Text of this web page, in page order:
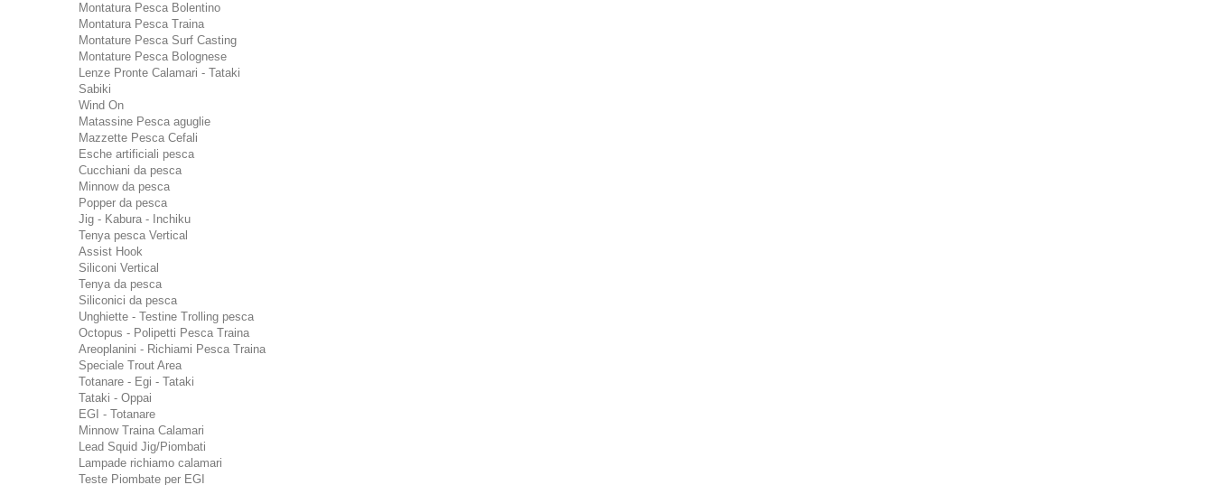
Montatura Pesca Bolentino
Montatura Pesca Traina
Montature Pesca Surf Casting
Montature Pesca Bolognese
Lenze Pronte Calamari - Tataki
Sabiki
Wind On
Matassine Pesca aguglie
Mazzette Pesca Cefali
Esche artificiali pesca
Cucchiani da pesca
Minnow da pesca
Popper da pesca
Jig - Kabura - Inchiku
Tenya pesca Vertical
Assist Hook
Siliconi Vertical
Tenya da pesca
Siliconici da pesca
Unghiette - Testine Trolling pesca
Octopus - Polipetti Pesca Traina
Areoplanini - Richiami Pesca Traina
Speciale Trout Area
Totanare - Egi - Tataki
Tataki - Oppai
EGI - Totanare
Minnow Traina Calamari
Lead Squid Jig/Piombati
Lampade richiamo calamari
Teste Piombate per EGI